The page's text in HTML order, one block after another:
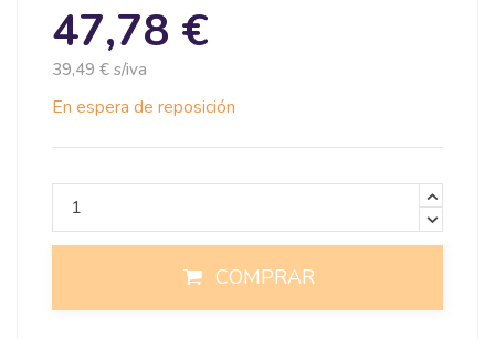
47,78 €
39,49 € s/iva
En espera de reposición
COMPRAR